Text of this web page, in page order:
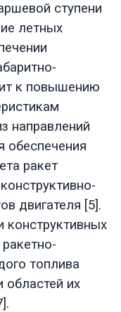
ступени
летных
к повышению
направлений
ракет
двигателя [5].
конструктивных
топлива
их